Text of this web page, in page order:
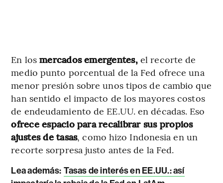
En losmercados emergentes,el recorte de
medio punto porcentual de la Fed ofrece una
menor presión sobre unos tipos de cambio que
han sentido el impacto de los mayores costos
de endeudamiento de EE.UU. en décadas. Eso
ofrece espacio para recalibrar sus propios
ajustes de tasas, como hizo Indonesia en un
recorte sorpresa justo antes de la Fed.
Lea además: Tasas de interés en EE.UU.: así